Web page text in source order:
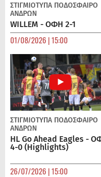
ΣΤΙΓΜΙΟΤΥΠΑ ΠΟΔΌΣΦΑΙΡΟ
ΑΝΔΡΏΝ
WILLEM - ΟΦΗ 2-1
01/08/2026 | 15:00
ΣΤΙΓΜΙΟΤΥΠΑ ΠΟΔΌΣΦΑΙΡΟ
ΑΝΔΡΏΝ
HL Go Ahead Eagles -
4-0 (Highlights)
26/07/2026 | 15:00